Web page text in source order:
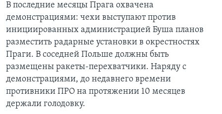
Языки
В последние месяцы Прага охвачена
демонстрациями: чехи выступают против
инициированных администрацией Буша планов
разместить радарные установки в окрестностях
Праги. В соседней Польше должны быть
размещены ракеты-перехватчики. Наряду с
демонстрациями, до недавнего времени
противники ПРО на протяжении 10 месяцев
держали голодовку.